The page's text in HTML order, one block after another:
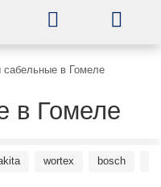
в Гомеле
в Гомеле
wortex bosch